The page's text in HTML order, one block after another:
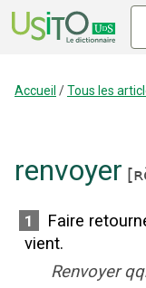
Accueil /Tous les
renvoyer [
1
Faire
vient.
Renvoyer